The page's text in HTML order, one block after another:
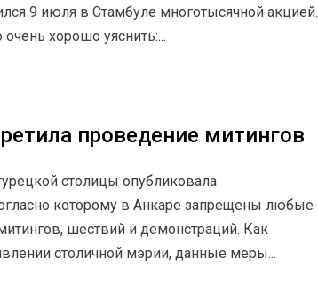
9 июля в Стамбуле многотысячной акцией.
хорошо уяснить:...
проведение митингов
столицы опубликовала
которому в Анкаре запрещены любые
шествий и демонстраций. Как
столичной мэрии, данные меры...